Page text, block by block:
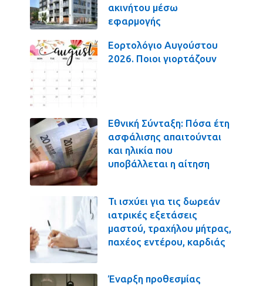
ακινήτου μέσω
εφαρμογής
Εορτολόγιο Αυγούστου
2026. Ποιοι γιορτάζουν
Εθνική Σύνταξη: Πόσα έτη
ασφάλισης απαιτούνται
και ηλικία που
υποβάλλεται η αίτηση
Τι ισχύει για τις δωρεάν
ιατρικές εξετάσεις
μαστού, τραχήλου μήτρας,
παχέος εντέρου, καρδιάς
Έναρξη προθεσμίας